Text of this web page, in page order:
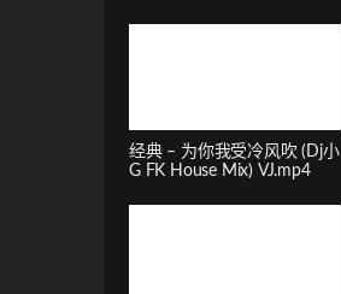
经典 – 为你我受冷风吹 (Dj小
G FK House Mix) VJ.mp4